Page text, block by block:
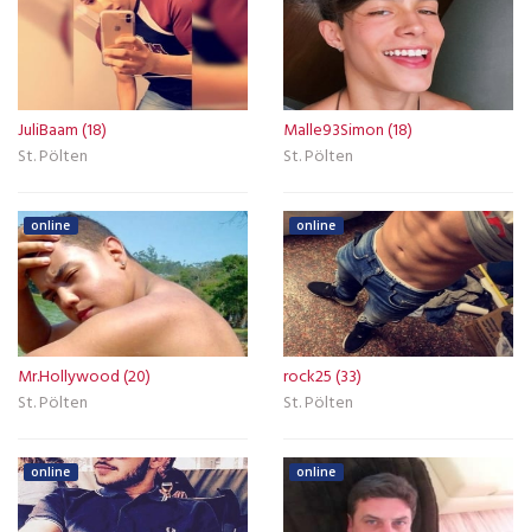
JuliBaam (18)
St. Pölten
Malle93Simon (18)
St. Pölten
online
Mr.Hollywood (20)
St. Pölten
online
rock25 (33)
St. Pölten
online online